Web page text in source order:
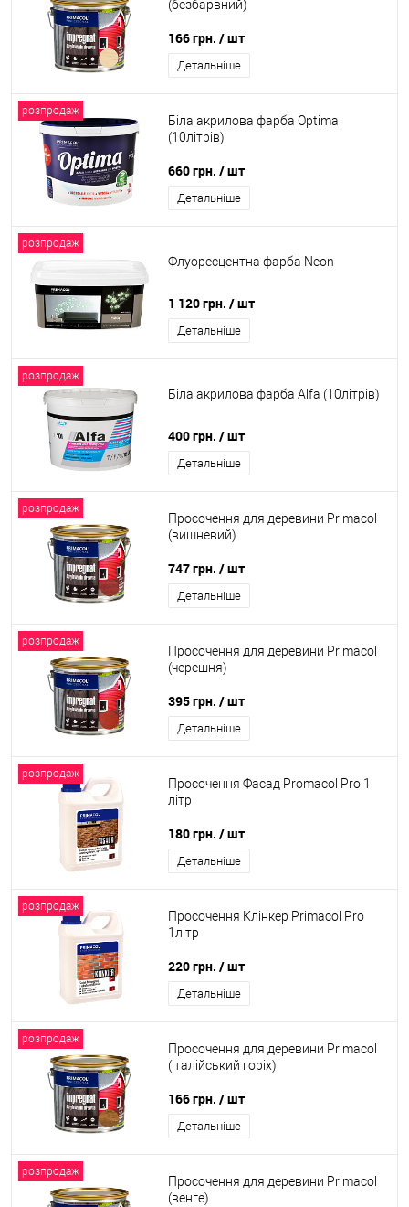
(безбарвний)
166 грн. / шт
Детальніше
розпродаж
Біла акрилова фарба Optima
(10літрів)
660 грн. / шт
Детальніше
розпродаж
Флуоресцентна фарба Neon
1 120 грн. / шт
Детальніше
розпродаж
Біла акрилова фарба Alfa (10літрів)
400 грн. / шт
Детальніше
розпродаж
Просочення для деревини Primacol
(вишневий)
747 грн. / шт
Детальніше
розпродаж
Просочення для деревини Primacol
(черешня)
395 грн. / шт
Детальніше
розпродаж
Просочення Фасад Promacol Pro 1
літр
180 грн. / шт
Детальніше
розпродаж
Просочення Клінкер Primacol Pro
1літр
220 грн. / шт
Детальніше
розпродаж
Просочення для деревини Primacol
(італійський горіх)
166 грн. / шт
Детальніше
розпродаж
Просочення для деревини Primacol
(венге)